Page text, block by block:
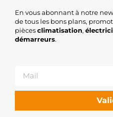
En vous abonnant à notre
de tous les bons plans,
piècesclimatisation,
démarreurs.